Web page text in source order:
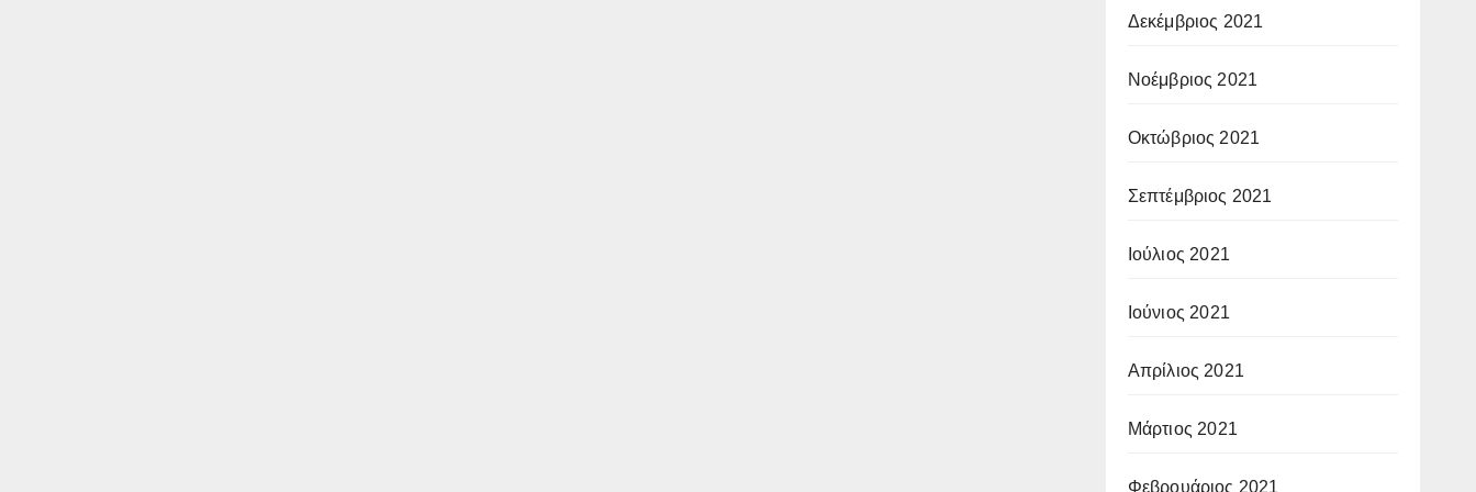
Δεκέμβριος 2021
Νοέμβριος 2021
Οκτώβριος 2021
Σεπτέμβριος 2021
Ιούλιος 2021
Ιούνιος 2021
Απρίλιος 2021
Μάρτιος 2021
Φεβρουάριος 2021